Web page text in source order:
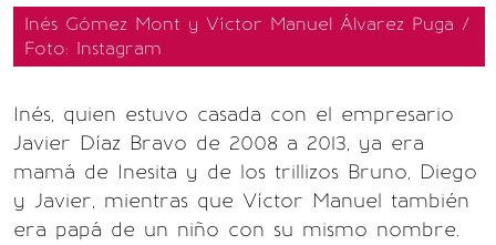
Inés Gómez Mont y Víctor Manuel Álvarez Puga /
Foto: Instagram
Inés, quien estuvo casada con el empresario
Javier Díaz Bravo de 2008 a 2013, ya era
mamá de Inesita y de los trillizos Bruno, Diego
y Javier, mientras que Víctor Manuel también
era papá de un niño con su mismo nombre.